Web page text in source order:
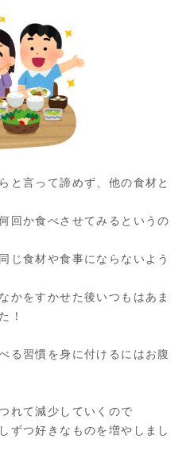
と言って諦めず、他の食材と
回か食べさせてみるというの
じ食材や食事にならないよう
かをすかせた後いつもはあま
！
る習慣を身に付けるにはお腹
れて減少していくので
ずつ好きなものを増やしまし